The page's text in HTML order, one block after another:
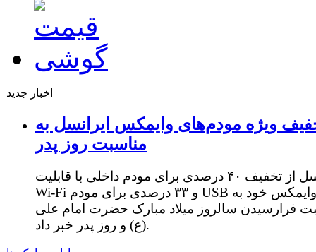
اخبار جدید
ویژه مودم‌های وایمکس ایرانسل به
مناسبت روز پدر
ایرانسل از تخفیف ۴۰ درصدی برای مودم داخلی با قابلیت
Wi-Fi و ۳۳ درصدی برای مودم USB وایمکس خود به
فرارسیدن سالروز میلاد مبارک حضرت امام علی
(ع) و روز پدر خبر داد.